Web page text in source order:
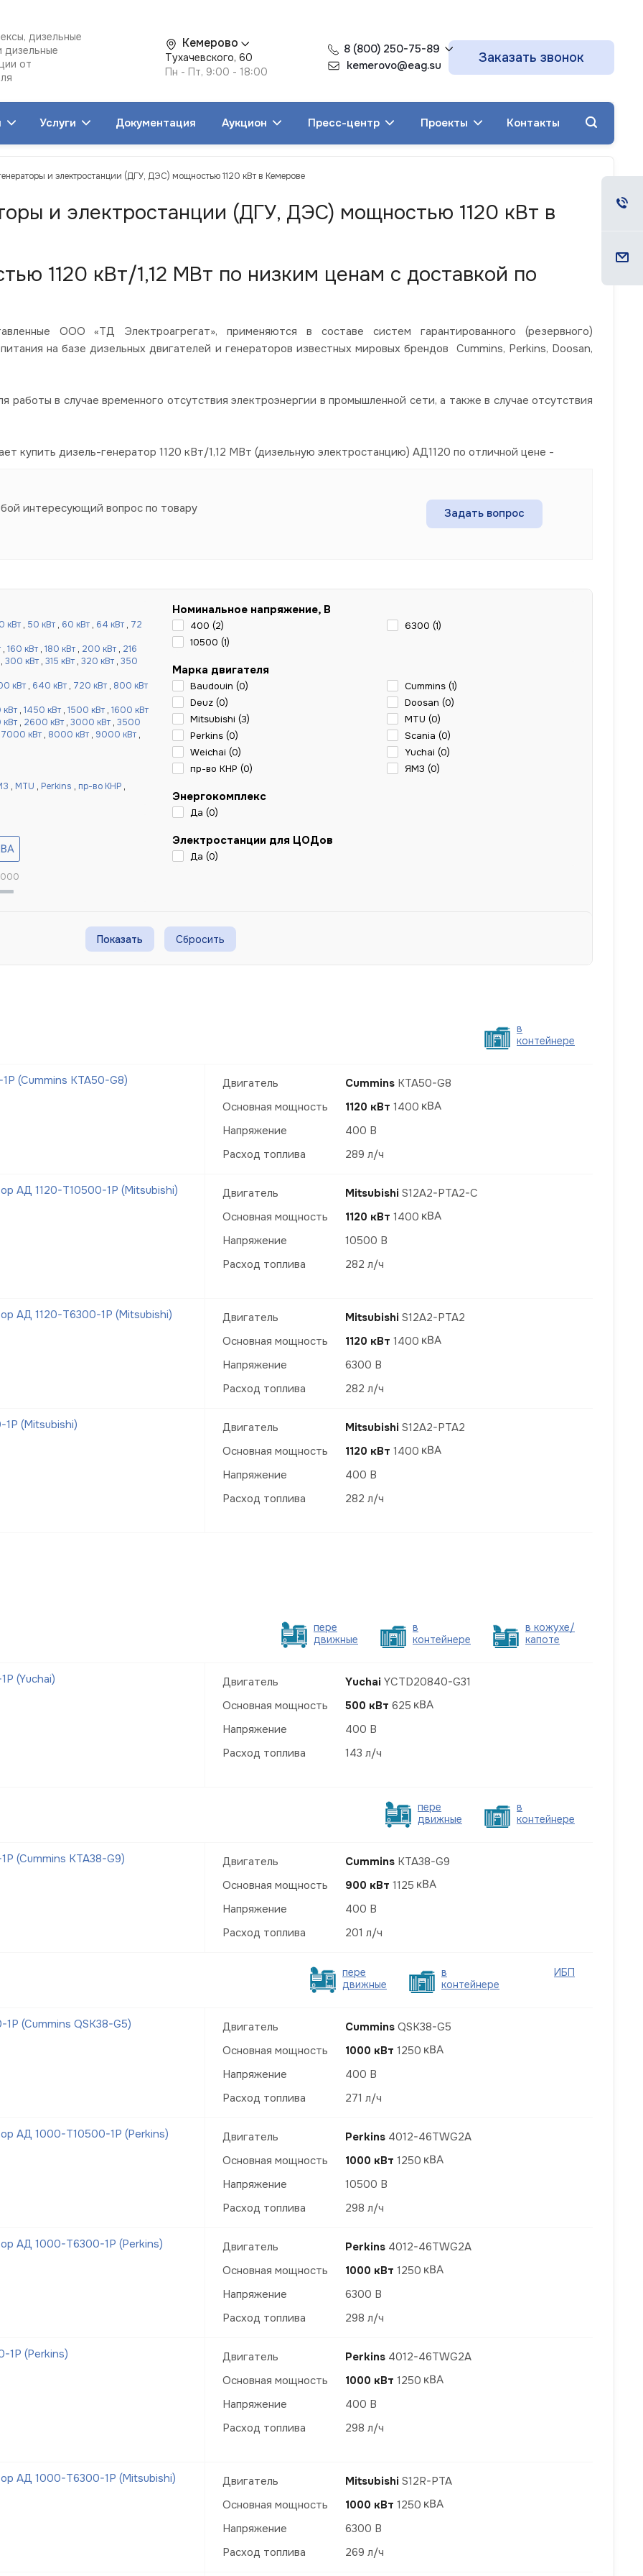
дизельные
дизельные
от
Кемерово
Тухачевского, 60
Пн - Пт, 9:00 - 18:00
8 (800) 250-75-89
kemerovo@eag.su
Заказать звонок
Услуги Документация Аукцион Пресс-центр Проекты Контакты
и электростанции (ДГУ, ДЭС) мощностью 1120 кВт в Кемерове
и электростанции (ДГУ, ДЭС) мощностью 1120 кВт в
1120 кВт/1,12 МВт по низким ценам с доставкой по
ООО «ТД Электроагрегат», применяются в составе систем гарантированного (резервного)
на базе дизельных двигателей и генераторов известных мировых брендов Cummins, Perkins, Doosan,
работы в случае временного отсутствия электроэнергии в промышленной сети, а также в случае отсутствия
купить дизель-генератор 1120 кВт/1,12 МВт (дизельную электростанцию) АД1120 по отличной цене -
интересующий вопрос по товару Задать вопрос
кВт , 50 кВт , 60 кВт , 64 кВт , 72
, 160 кВт , 180 кВт , 200 кВт , 216
, 300 кВт , 315 кВт , 320 кВт , 350
кВт , 640 кВт , 720 кВт , 800 кВт
кВт , 1450 кВт , 1500 кВт , 1600 кВт
, 2600 кВт , 3000 кВт , 3500
7000 кВт , 8000 кВт , 9000 кВт ,
, MTU , Perkins , пр-во КНР ,
000
Номинальное напряжение, В
400 (2) 6300 (1)
10500 (1)
Марка двигателя
Baudouin (0) Cummins (1)
Deuz (0) Doosan (0)
Mitsubishi (3) MTU (0)
Perkins (0) Scania (0)
Weichai (0) Yuchai (0)
пр-во КНР (0) ЯМЗ (0)
Энергокомплекс
Да (0)
Электростанции для ЦОДов
Да (0)
Сбросить
в
контейнере
(Cummins KTA50-G8)
Двигатель Cummins KTA50-G8
Основная мощность
1120 кВт 1400
Напряжение
400 В
Расход топлива
289 л/ч
АД 1120-Т10500-1Р (Mitsubishi)
Двигатель Mitsubishi S12A2-PTA2-С
Основная мощность
1120 кВт 1400
Напряжение
10500 В
Расход топлива
282 л/ч
АД 1120-Т6300-1Р (Mitsubishi)
Двигатель Mitsubishi S12A2-PTA2
Основная мощность
1120 кВт 1400
Напряжение
6300 В
Расход топлива
282 л/ч
(Mitsubishi)
Двигатель Mitsubishi S12A2-PTA2
Основная мощность
1120 кВт 1400
Напряжение
400 В
Расход топлива
282 л/ч
пере
движные
в
контейнере
в кожухе/
капоте
(Yuchai)
Двигатель Yuchai YCTD20840-G31
Основная мощность
500 кВт 625
Напряжение
400 В
Расход топлива
143 л/ч
пере
движные
в
контейнере
(Cummins KTA38-G9)
Двигатель Cummins KTA38-G9
Основная мощность
900 кВт 1125
Напряжение
400 В
Расход топлива
201 л/ч
пере
движные
в
контейнере
ИБП
(Cummins QSK38-G5)
Двигатель Cummins QSK38-G5
Основная мощность
1000 кВт 1250
Напряжение
400 В
Расход топлива
271 л/ч
АД 1000-Т10500-1Р (Perkins)
Двигатель Perkins 4012-46TWG2A
Основная мощность
1000 кВт 1250
Напряжение
10500 В
Расход топлива
298 л/ч
АД 1000-Т6300-1Р (Perkins)
Двигатель Perkins 4012-46TWG2A
Основная мощность
1000 кВт 1250
Напряжение
6300 В
Расход топлива
298 л/ч
1Р (Perkins)
Двигатель Perkins 4012-46TWG2A
Основная мощность
1000 кВт 1250
Напряжение
400 В
Расход топлива
298 л/ч
АД 1000-Т6300-1Р (Mitsubishi)
Двигатель Mitsubishi S12R-PTA
Основная мощность
1000 кВт 1250
Напряжение
6300 В
Расход топлива
269 л/ч